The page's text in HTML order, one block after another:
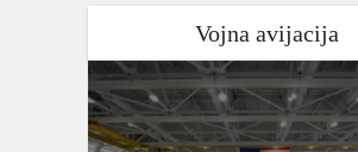
Vojna avijacija